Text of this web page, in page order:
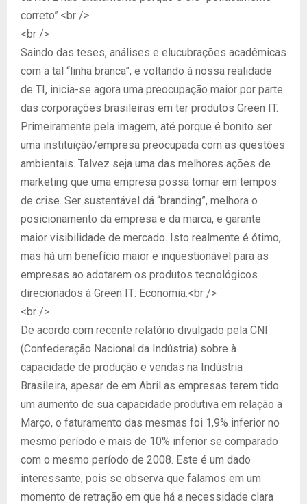
correto”.<br />
<br />
Saindo das teses, análises e elucubrações acadêmicas
com a tal “linha branca”, e voltando à nossa realidade
de TI, inicia-se agora uma preocupação maior por parte
das corporações brasileiras em ter produtos Green IT.
Primeiramente pela imagem, até porque é bonito ser
uma instituição/empresa preocupada com as questões
ambientais. Talvez seja uma das melhores ações de
marketing que uma empresa possa tomar em tempos
de crise. Ser sustentável dá “branding”, melhora o
posicionamento da empresa e da marca, e garante
maior visibilidade de mercado. Isto realmente é ótimo,
mas há um benefício maior e inquestionável para as
empresas ao adotarem os produtos tecnológicos
direcionados à Green IT: Economia.<br />
<br />
De acordo com recente relatório divulgado pela CNI
(Confederação Nacional da Indústria) sobre à
capacidade de produção e vendas na Indústria
Brasileira, apesar de em Abril as empresas terem tido
um aumento de sua capacidade produtiva em relação a
Março, o faturamento das mesmas foi 1,9% inferior no
mesmo período e mais de 10% inferior se comparado
com o mesmo período de 2008. Este é um dado
interessante, pois se observa que falamos em um
momento de retração em que há a necessidade clara